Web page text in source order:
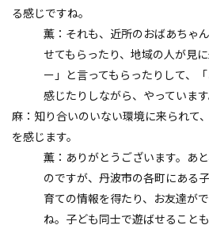
る感じですね。
薫：それも、近所のおばあちゃ
せてもらったり、地域の人が見
ー」と言ってもらったりして、
感じたりしながら、やっています
麻：知り合いのいない環境に来られて
を感じます。
薫：ありがとうございます。あ
のですが、丹波市の各町にある
育ての情報を得たり、お友達が
ね。子ども同士で遊ばせること